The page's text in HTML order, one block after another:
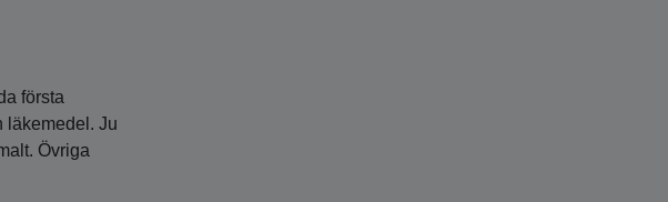
första
läkemedel. Ju
Övriga